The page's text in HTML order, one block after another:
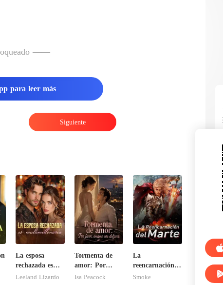
era la gema azul en la que Alonso habí
——
para leer más
Siguiente
La esposa
rechazada es
multimillonaria
Leeland Lizardo
Tormenta de
amor: Por
favor, ámame
Isa Peacock
La
reencarnación
del Marte
Smoke